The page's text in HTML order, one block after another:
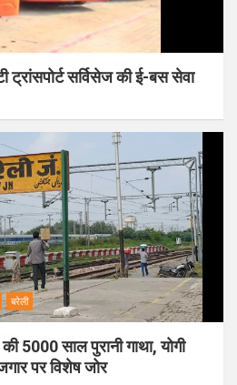
ट्रांसपोर्ट सर्विसेज की ई-बस सेवा
बरेली
5000 साल पुरानी गाथा, योगी
पर विशेष जोर